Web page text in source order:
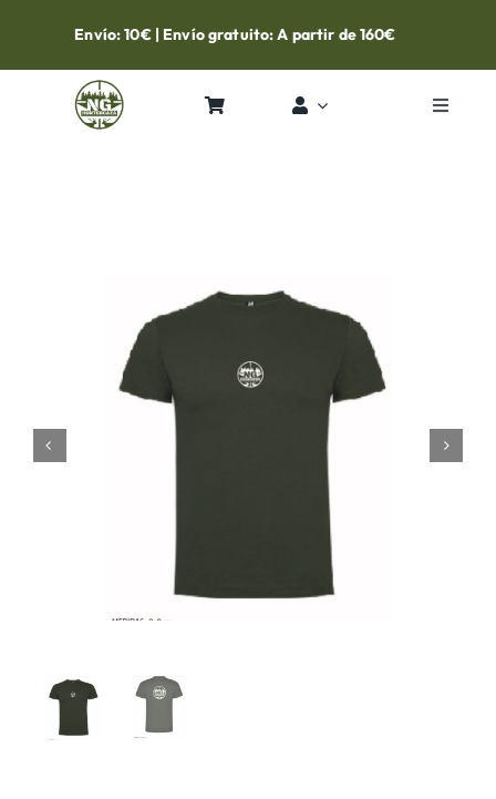
content
Envío: 10€ | Envío gratuito: A partir de 160€
Toggle